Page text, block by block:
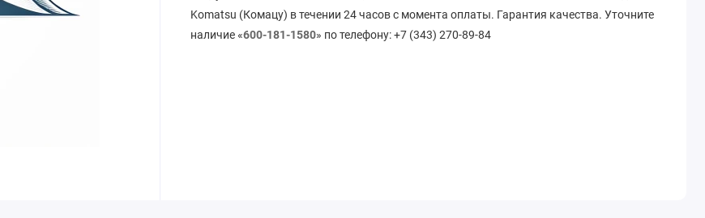
Komatsu (Комацу) в течении 24 часов с момента оплаты. Гарантия качества. Уточните
наличие «600-181-1580» по телефону: +7 (343) 270-89-84